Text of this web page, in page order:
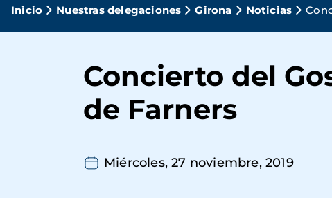
Ruta
navegación
Inicio Nuestras delegaciones Girona Noticias
Concierto del
de Farners
Miércoles, 27 noviembre, 2019